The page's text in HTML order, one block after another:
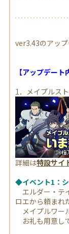
ver3.43のアップ
【アップデート
1．メイプルス
詳細は特設サイ
◆イベント1：
エルダー・テ
ロエから頼まれ
メイプルワー
お礼も用意し